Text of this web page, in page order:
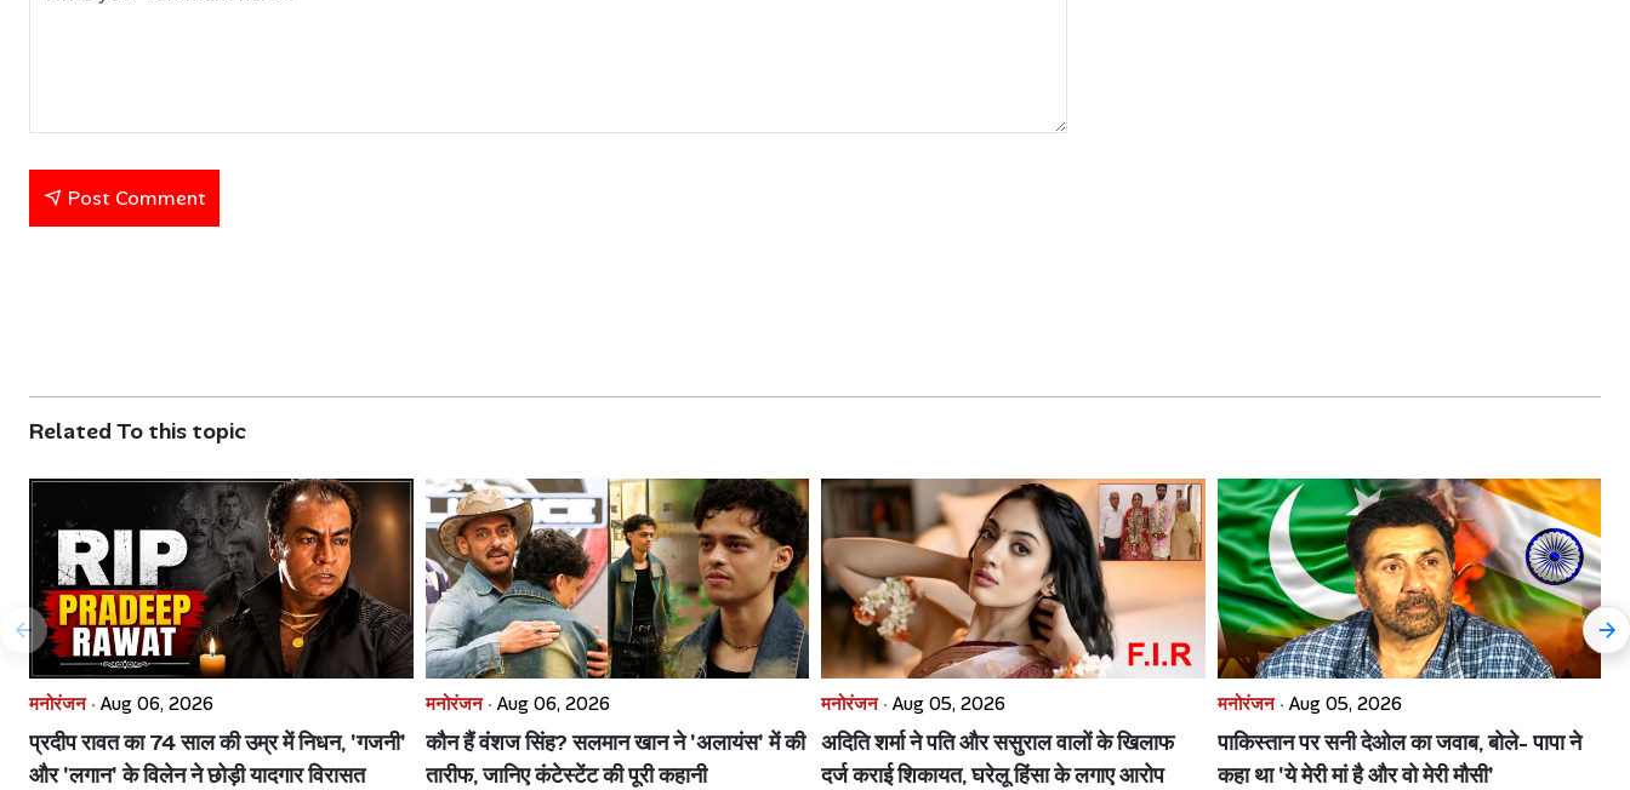
Post Comment
Related To this topic
मनोरंजन · Aug 06, 2026
प्रदीप रावत का 74 साल की उम्र में निधन, 'गजनी'
और 'लगान' के विलेन ने छोड़ी यादगार विरासत
मनोरंजन · Aug 06, 2026
कौन हैं वंशज सिंह? सलमान खान ने 'अलायंस' में की
तारीफ, जानिए कंटेस्टेंट की पूरी कहानी
मनोरंजन · Aug 05, 2026
अदिति शर्मा ने पति और ससुराल वालों के खिलाफ
दर्ज कराई शिकायत, घरेलू हिंसा के लगाए आरोप
मनोरंजन · Aug 05, 2026
पाकिस्तान पर सनी देओल का जवाब, बोले- पापा ने
कहा था 'ये मेरी मां है और वो मेरी मौसी'